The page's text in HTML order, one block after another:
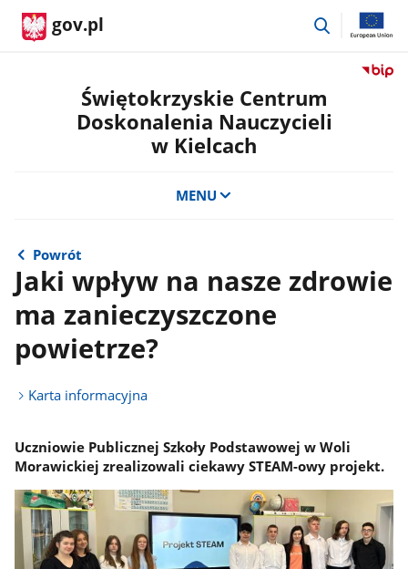
gov.pl
przejdź
Przejdź
Świętokrzyskie Centrum
Doskonalenia Nauczycieli
w Kielcach
MENU
Powrót
Jaki wpływ na nasze zdrowie
ma zanieczyszczone
powietrze?
Karta informacyjna
Uczniowie Publicznej Szkoły Podstawowej w Woli
Morawickiej zrealizowali ciekawy STEAM-owy projekt.